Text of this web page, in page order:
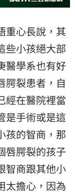
重心長說，其
些小孩絕大部
醫學系也有好
腭裂患者，自
經在醫院裡當
是手術或是這
孩的智商，那
唇腭裂的孩子
智商跟其他小
太擔心，因為